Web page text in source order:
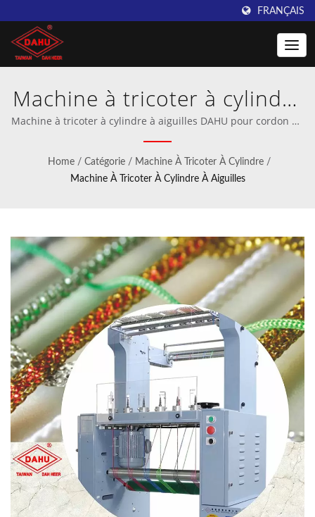
FRANÇAIS
Machine à tricoter à cylindre
à aiguilles | Taiwan DAHU:
Fournisseur leader de
machines à tricoter au
Machine à tricoter à cylindre à aiguilles DAHU pour cordon de
vêtement et cordon élastique pour boucle d'oreille |
Fabricant professionnel de machines à crochet et à tricotage
à trame.
Home / Catégorie / Machine À Tricoter À Cylindre /
Machine À Tricoter À Cylindre À Aiguilles